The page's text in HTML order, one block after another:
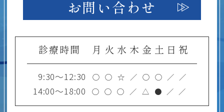
お問い合わせ
診療時間 月 火 水 木 金 土 日 祝
9:30～12:30 ○ ○ ☆ ／ ○ ○ ／ ／
14:00～18:00 ○ ○ ○ ／ △ ● ／ ／